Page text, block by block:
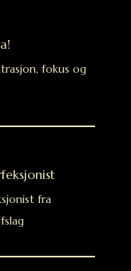
fokus og
fra